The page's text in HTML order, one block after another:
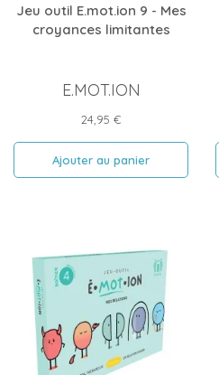
Jeu outil E.mot.ion 9 - Mes
croyances limitantes
E.MOT.ION
Prix
24,95 €
Ajouter au panier